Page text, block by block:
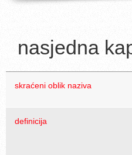
nasjedna
skraćeni oblik naziva
definicija